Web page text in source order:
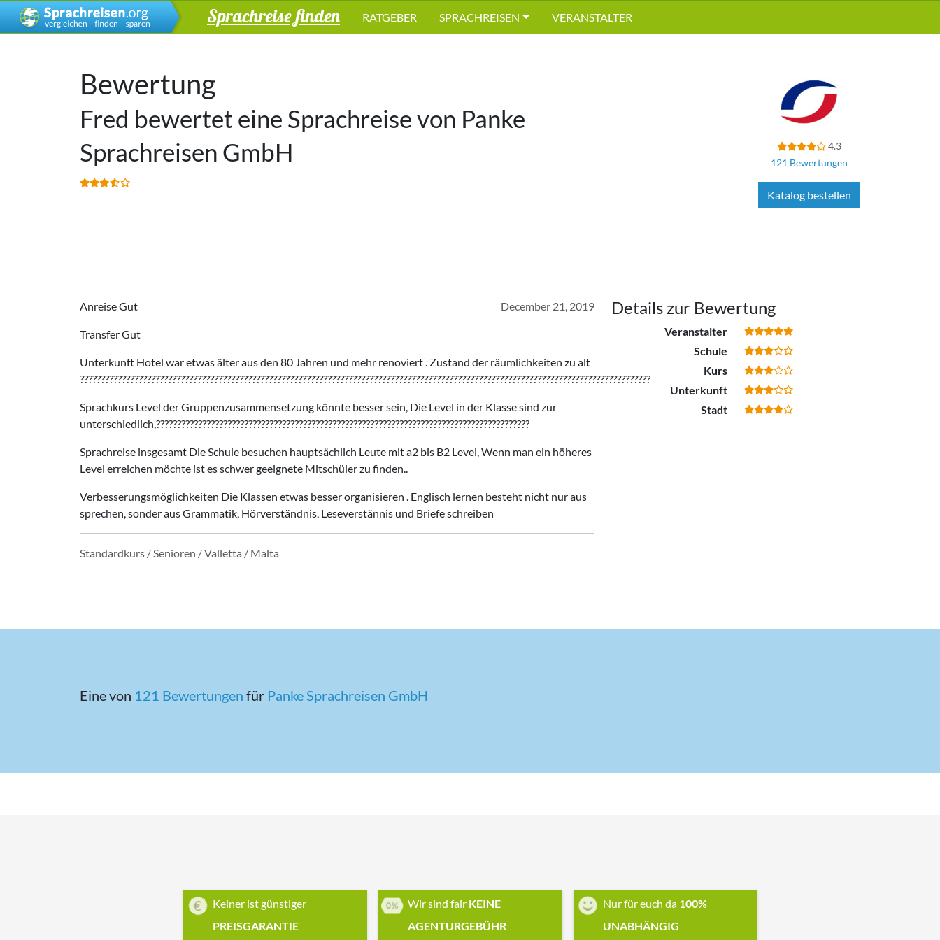
Sprachreise finden RATGEBER SPRACHREISEN VERANSTALTER
Bewertung
Fred bewertet eine Sprachreise von Panke
Sprachreisen GmbH
4.3
121 Bewertungen
Katalog bestellen
December 21, 2019
Anreise Gut
Transfer Gut
Unterkunft Hotel war etwas älter aus den 80 Jahren und mehr renoviert . Zustand der räumlichkeiten zu alt
????????????????????????????????????????????????????????????????????????????????????????????????????????????????????????????????????????
Sprachkurs Level der Gruppenzusammensetzung könnte besser sein, Die Level in der Klasse sind zur
unterschiedlich,?????????????????????????????????????????????????????????????????????????????????????????
Sprachreise insgesamt Die Schule besuchen hauptsächlich Leute mit a2 bis B2 Level, Wenn man ein höheres
Level erreichen möchte ist es schwer geeignete Mitschüler zu finden..
Verbesserungsmöglichkeiten Die Klassen etwas besser organisieren . Englisch lernen besteht nicht nur aus
sprechen, sonder aus Grammatik, Hörverständnis, Leseverstännis und Briefe schreiben
Standardkurs / Senioren / Valletta / Malta
Details zur Bewertung
Veranstalter
Schule
Kurs
Unterkunft
Stadt
Eine von 121 Bewertungen für Panke Sprachreisen GmbH
Keiner ist günstiger
PREISGARANTIE
Wir sind fair KEINE
AGENTURGEBÜHR
Nur für euch da 100%
UNABHÄNGIG